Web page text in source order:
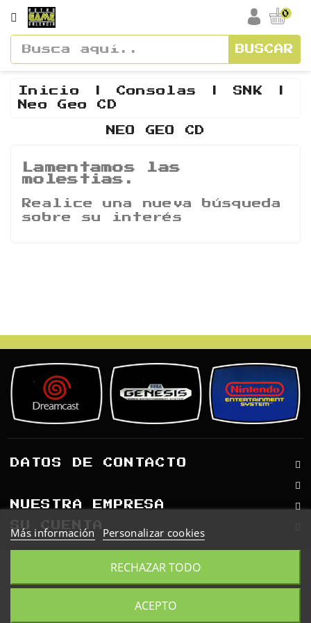
CATEGORÍA
Cajas
Y
Vídeos
Soundtracks
Videojuegos
0
BUSCAR
Inicio Consolas
SNK
Neo Geo CD
NEO GEO CD
Lamentamos las
molestias.
Realice una nueva búsqueda
sobre su interés
DATOS DE CONTACTO
NUESTRA EMPRESA
SU CUENTA
Más información Personalizar cookies
RECHAZAR TODO
ACEPTO
© 2026 - Software Ecommerce